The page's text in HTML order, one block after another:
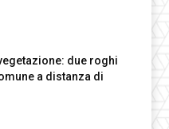
due roghi
a distanza di